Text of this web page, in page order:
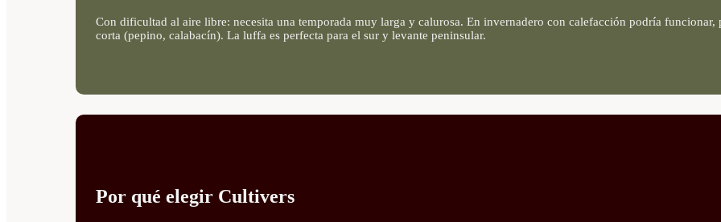
Con dificultad al aire libre: necesita una temporada muy larga y calurosa. En invernadero con calefacción podría
corta (pepino, calabacín). La luffa es perfecta para el sur y levante peninsular.
Por qué elegir Cultivers